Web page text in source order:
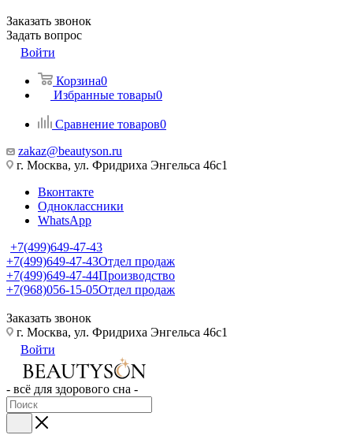
Заказать звонок
Задать вопрос
Войти
Корзина0
Избранные товары0
Сравнение товаров0
zakaz@beautyson.ru
г. Москва, ул. Фридриха Энгельса 46с1
Вконтакте
Одноклассники
WhatsApp
+7(499)649-47-43
+7(499)649-47-43Отдел продаж
+7(499)649-47-44Производство
+7(968)056-15-05Отдел продаж
Заказать звонок
г. Москва, ул. Фридриха Энгельса 46с1
Войти
- всё для здорового сна -